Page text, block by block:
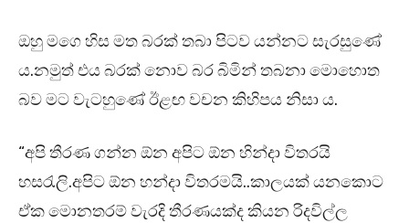
ඔහු මගෙ හිස මත බරක් තබා පිටව යන්නට සැරසුණේ
ය.නමුත් එය බරක් නොව බර බිමින් තබනා මොහොත
බව මට වැටහුණේ ඊළඟ වචන කිහිපය නිසා ය.
“අපි තීරණ ගන්න ඕන අපිට ඕන හින්දා විතරයි
හසරැලි.අපිට ඕන හන්දා විතරමයි..කාලයක් යනකොට
ඒක මොනතරම් වැරදි තීරණයක්ද කියන රිදවිල්ල